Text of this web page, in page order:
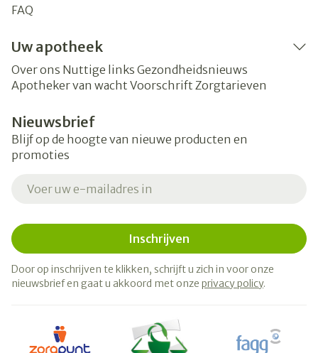
FAQ
Uw apotheek
Over ons Nuttige links Gezondheidsnieuws
Apotheker van wacht Voorschrift Zorgtarieven
Nieuwsbrief
Blijf op de hoogte van nieuwe producten en
promoties
Inschrijven
Door op inschrijven te klikken, schrijft u zich in voor onze
nieuwsbrief en gaat u akkoord met onze privacy policy.